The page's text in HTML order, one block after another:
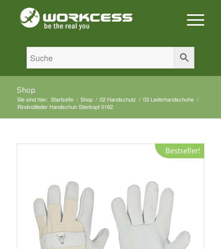
Shop
Sie sind hier: Startseite / Shop / 02 Handschutz / 03 Lederhandschuhe /
Rindvollleder Handschuh Stierkopf 0162
Bestseller!